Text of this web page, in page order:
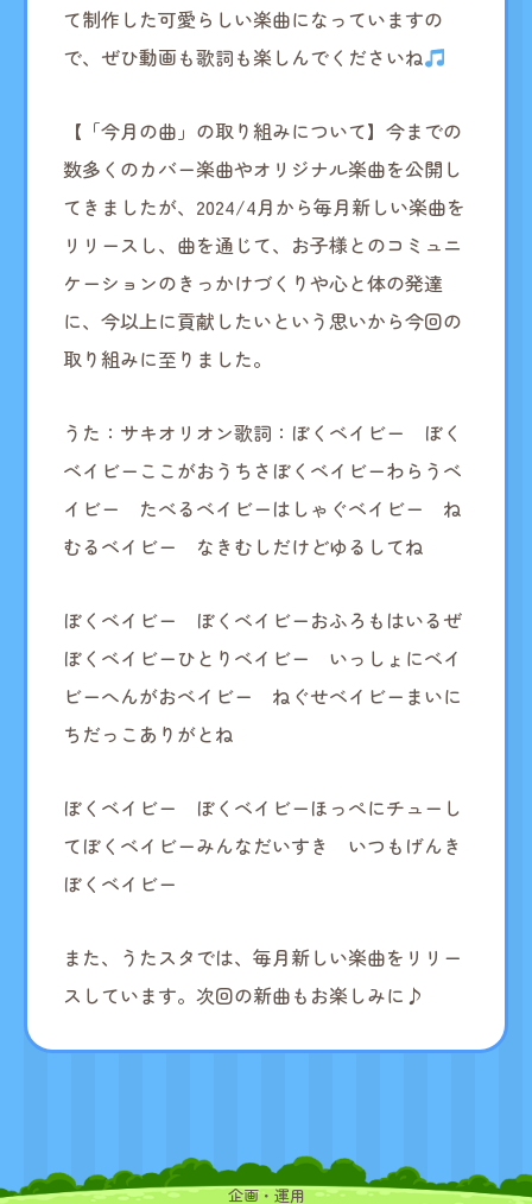
て制作した可愛らしい楽曲になっていますの
で、ぜひ動画も歌詞も楽しんでくださいね
【「今月の曲」の取り組みについて】 今までの
数多くのカバー楽曲やオリジナル楽曲を公開し
てきましたが、2024/4月から毎月新しい楽曲を
リリースし、曲を通じて、お子様とのコミュニ
ケーションのきっかけづくりや心と体の発達
に、今以上に貢献したいという思いから今回の
取り組みに至りました。
うた：サキオリオン歌詞： ぼくベイビー ぼく
ベイビー ここがおうちさぼくベイビーわらうベ
イビー たべるベイビーはしゃぐベイビー ね
むるベイビー なきむしだけどゆるしてね
ぼくベイビー ぼくベイビーおふろもはいるぜ
ぼくベイビーひとりベイビー いっしょにベイ
ビーへんがおベイビー ねぐせベイビー まいに
ちだっこありがとね
ぼくベイビー ぼくベイビーほっぺにチューし
てぼくベイビーみんなだいすき いつもげんき
ぼくベイビー
また、うたスタでは、毎月新しい楽曲をリリー
スしています。​次回の新曲もお楽しみに♪
企画・運用